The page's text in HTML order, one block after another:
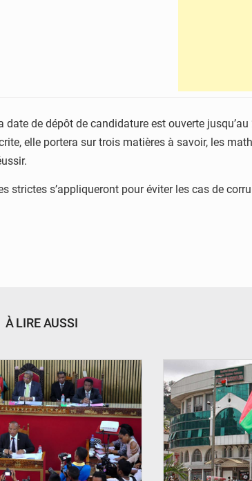
de dépôt de candidature est ouverte
elle portera sur trois matières à savoir, les
strictes s’appliqueront pour éviter les cas de
À LIRE AUSSI